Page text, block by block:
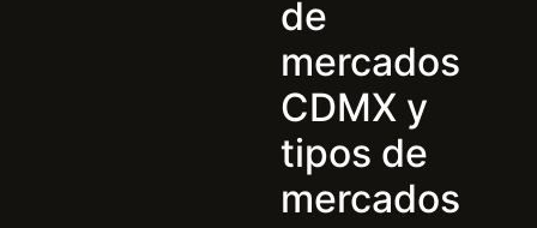
de
mercados
CDMX y
tipos de
mercados